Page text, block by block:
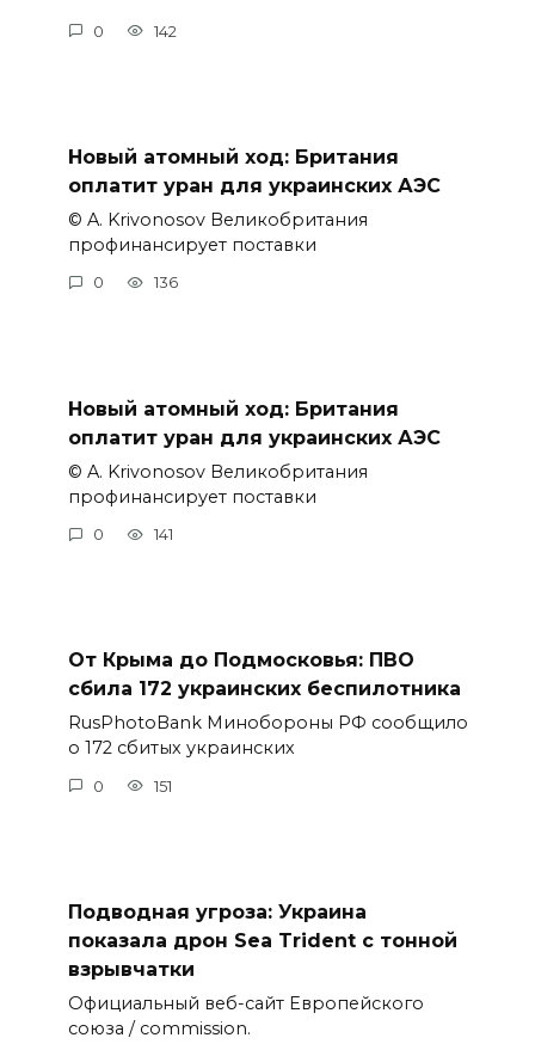
0 142
Новый атомный ход: Британия
оплатит уран для украинских АЭС
© A. Krivonosov Великобритания
профинансирует поставки
0 136
Новый атомный ход: Британия
оплатит уран для украинских АЭС
© A. Krivonosov Великобритания
профинансирует поставки
0 141
От Крыма до Подмосковья: ПВО
сбила 172 украинских беспилотника
RusPhotoBank Минобороны РФ сообщило
о 172 сбитых украинских
0 151
Подводная угроза: Украина
показала дрон Sea Trident с тонной
взрывчатки
Официальный веб-сайт Европейского
союза / commission.